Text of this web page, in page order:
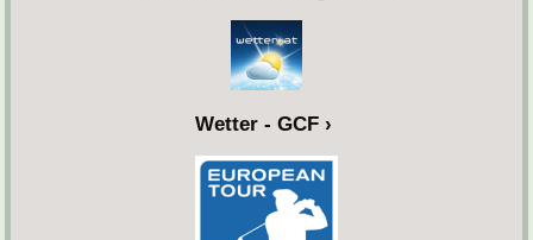
Wetter - GCF